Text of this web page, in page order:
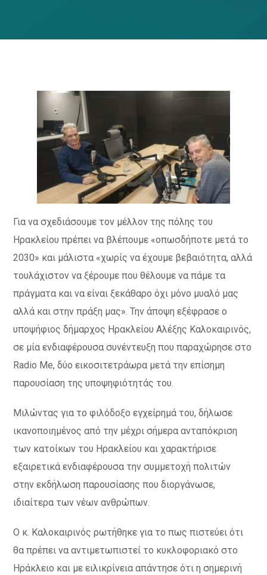
Για να σχεδιάσουμε τον μέλλον της πόλης του
Ηρακλείου πρέπει να βλέπουμε «οπωσδήποτε μετά το
2030» και μάλιστα «χωρίς να έχουμε βεβαιότητα, αλλά
τουλάχιστον να ξέρουμε που θέλουμε να πάμε τα
πράγματα και να είναι ξεκάθαρο όχι μόνο μυαλό μας
αλλά και στην πράξη μας». Την άποψη εξέφρασε ο
υποψήφιος δήμαρχος Ηρακλείου Αλέξης Καλοκαιρινός,
σε μία ενδιαφέρουσα συνέντευξη που παραχώρησε στο
Radio Me, δύο εικοσιτετράωρα μετά την επίσημη
παρουσίαση της υποψηφιότητάς του.
Μιλώντας για το φιλόδοξο εγχείρημά του, δήλωσε
ικανοποιημένος από την μέχρι σήμερα ανταπόκριση
των κατοίκων του Ηρακλείου και χαρακτήρισε
εξαιρετικά ενδιαφέρουσα την συμμετοχή πολιτών
στην εκδήλωση παρουσίασης που διοργάνωσε,
ιδιαίτερα των νέων ανθρώπων.
Ο κ. Καλοκαιρινός ρωτήθηκε για το πως πιστεύει ότι
θα πρέπει να αντιμετωπιστεί το κυκλοφοριακό στο
Ηράκλειο και με ειλικρίνεια απάντησε ότι η σημερινή